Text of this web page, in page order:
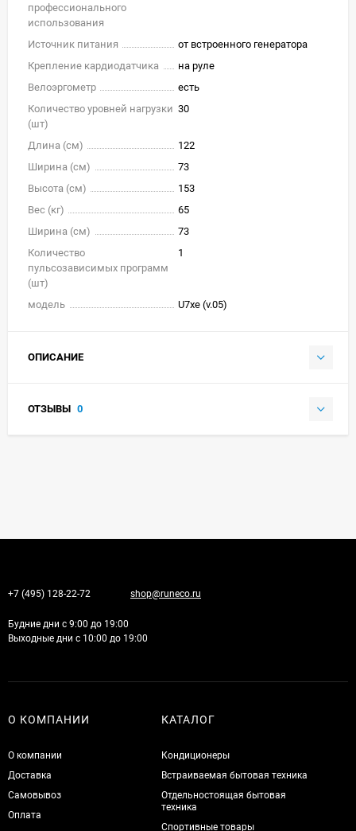
профессионального
использования
Источник питания
от встроенного генератора
Крепление кардиодатчика
на руле
Велоэргометр
есть
Количество уровней нагрузки
(шт)
30
Длина (см)
122
Ширина (см)
73
Высота (см)
153
Вес (кг)
65
Ширина (см)
73
Количество
пульсозависимых программ
(шт)
1
модель U7xe (v.05)
ОПИСАНИЕ
ОТЗЫВЫ 0
+7 (495) 128-22-72 shop@runeco.ru
Будние дни с 9:00 до 19:00
Выходные дни с 10:00 до 19:00
О КОМПАНИИ
О компании
Доставка
Самовывоз
Оплата
КАТАЛОГ
Кондиционеры
Встраиваемая бытовая техника
Отдельностоящая бытовая
техника
Спортивные товары